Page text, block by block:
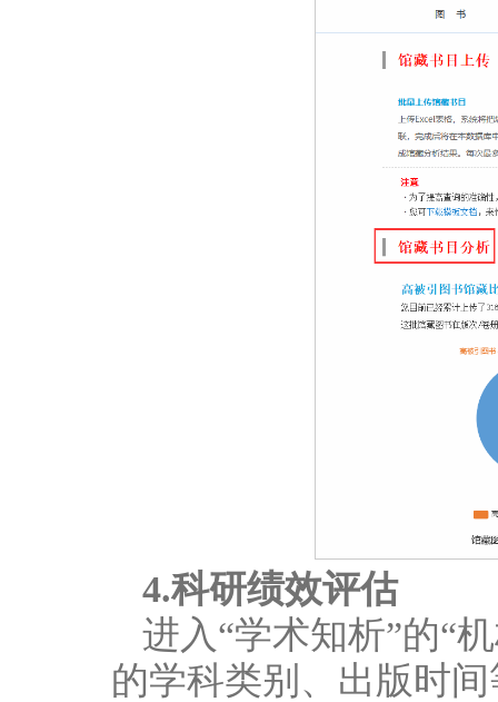
4.科研绩效评估
进入“学术知析”的“
的学科类别、出版时